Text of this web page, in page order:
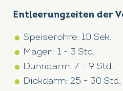
Entleerungzeiten der
Speiseröhre: 10 Sek.
Magen: 1 - 3 Std.
Dünndarm: 7 - 9 Std.
Dickdarm: 25 - 30 Std.